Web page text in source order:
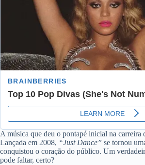
A música que deu o pontapé inicial na carreira
Lançada em 2008, “Just Dance” se tornou
conquistou o coração do público. Um
pode faltar, certo?